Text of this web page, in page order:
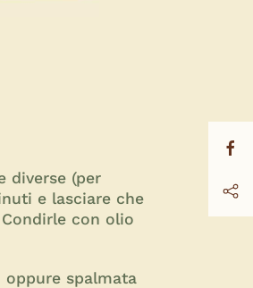
diverse (per
e lasciare che
con olio
oppure spalmata